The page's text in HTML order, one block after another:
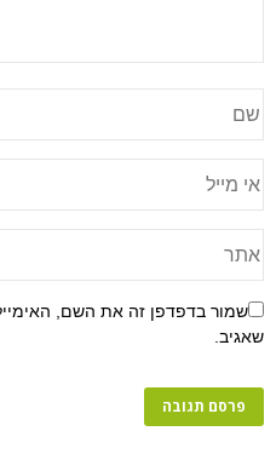
שמור בדפדפן זה את השם,
שאגיב.